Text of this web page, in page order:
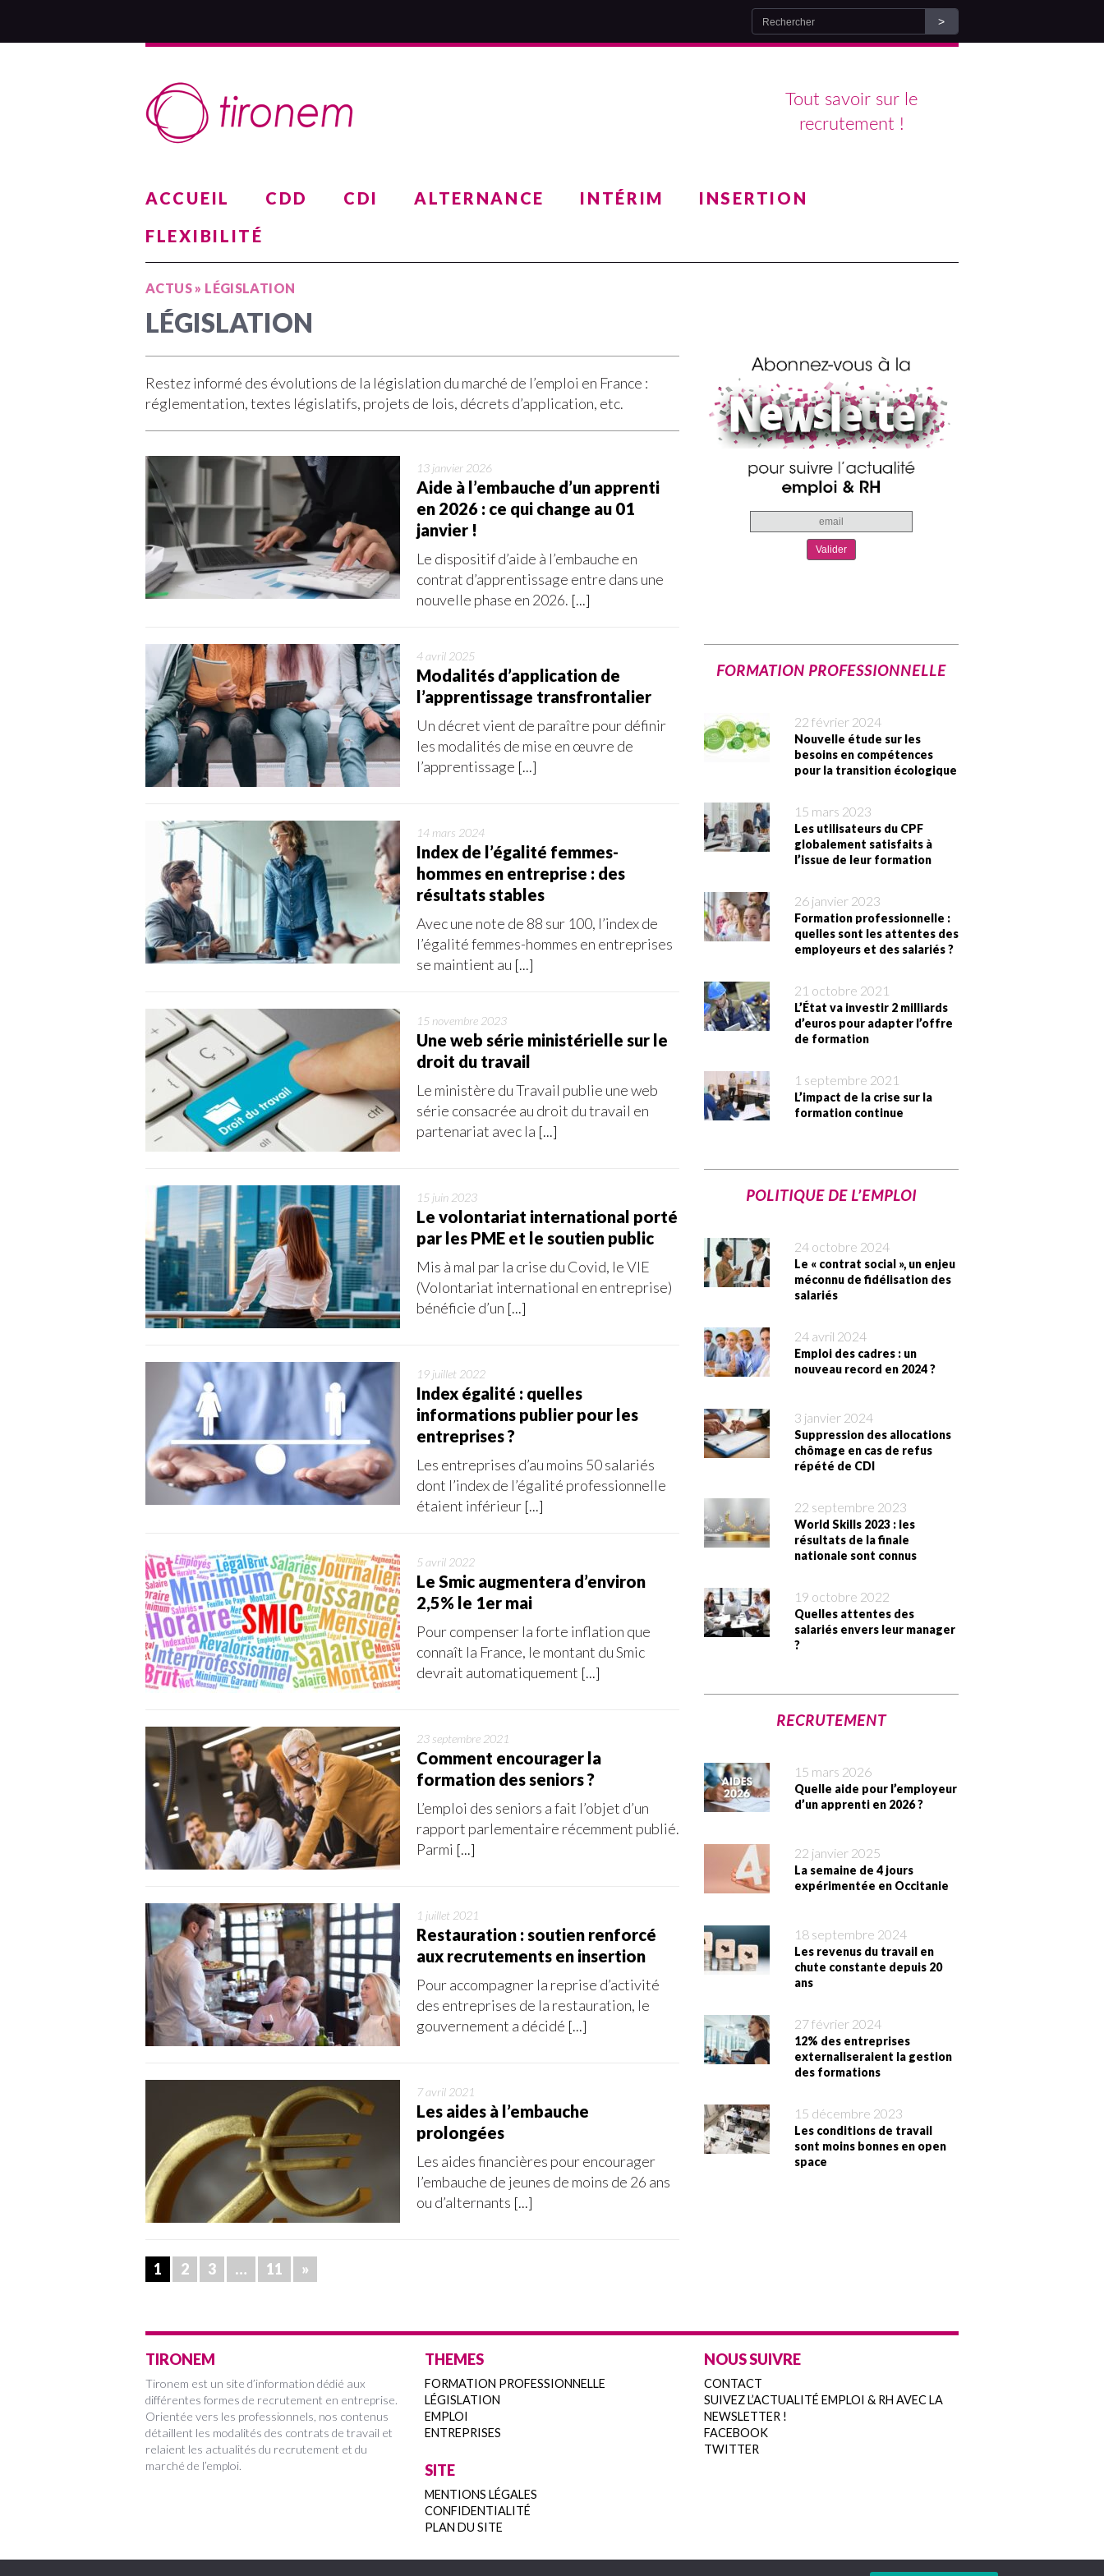
Tout savoir sur le
recrutement !
ACCUEIL CDD CDI ALTERNANCE INTÉRIM
INSERTION
FLEXIBILITÉ
ACTUS» LÉGISLATION
LÉGISLATION
Restez informé des évolutions de la législation du marché de l’emploi en France :
réglementation, textes législatifs, projets de lois, décrets d’application, etc.
13 janvier 2026
Aide à l’embauche d’un apprenti
en 2026 : ce qui change au 01
janvier !
Le dispositif d’aide à l’embauche en
contrat d’apprentissage entre dans une
nouvelle phase en 2026. [...]
4 avril 2025
Modalités d’application de
l’apprentissage transfrontalier
Un décret vient de paraître pour définir
les modalités de mise en œuvre de
l’apprentissage [...]
14 mars 2024
Index de l’égalité femmes-
hommes en entreprise : des
résultats stables
Avec une note de 88 sur 100, l’index de
l’égalité femmes-hommes en entreprises
se maintient au [...]
15 novembre 2023
Une web série ministérielle sur le
droit du travail
Le ministère du Travail publie une web
série consacrée au droit du travail en
partenariat avec la [...]
15 juin 2023
Le volontariat international porté
par les PME et le soutien public
Mis à mal par la crise du Covid, le VIE
(Volontariat international en entreprise)
bénéficie d’un [...]
19 juillet 2022
Index égalité : quelles
informations publier pour les
entreprises ?
Les entreprises d’au moins 50 salariés
dont l’index de l’égalité professionnelle
étaient inférieur [...]
5 avril 2022
Le Smic augmentera d’environ
2,5% le 1er mai
Pour compenser la forte inflation que
connaît la France, le montant du Smic
devrait automatiquement [...]
23 septembre 2021
Comment encourager la
formation des seniors ?
L’emploi des seniors a fait l’objet d’un
rapport parlementaire récemment publié.
Parmi [...]
1 juillet 2021
Restauration : soutien renforcé
aux recrutements en insertion
Pour accompagner la reprise d’activité
des entreprises de la restauration, le
gouvernement a décidé [...]
7 avril 2021
Les aides à l’embauche
prolongées
Les aides financières pour encourager
l’embauche de jeunes de moins de 26 ans
ou d’alternants [...]
1 2 3 … 11 »
FORMATION PROFESSIONNELLE
22 février 2024
Nouvelle étude sur les
besoins en compétences
pour la transition écologique
15 mars 2023
Les utilisateurs du CPF
globalement satisfaits à
l’issue de leur formation
26 janvier 2023
Formation professionnelle :
quelles sont les attentes des
employeurs et des salariés ?
21 octobre 2021
L’État va investir 2 milliards
d’euros pour adapter l’offre
de formation
1 septembre 2021
L’impact de la crise sur la
formation continue
POLITIQUE DE L’EMPLOI
24 octobre 2024
Le « contrat social », un enjeu
méconnu de fidélisation des
salariés
24 avril 2024
Emploi des cadres : un
nouveau record en 2024 ?
3 janvier 2024
Suppression des allocations
chômage en cas de refus
répété de CDI
22 septembre 2023
World Skills 2023 : les
résultats de la finale
nationale sont connus
19 octobre 2022
Quelles attentes des
salariés envers leur manager
?
RECRUTEMENT
15 mars 2026
Quelle aide pour l’employeur
d’un apprenti en 2026 ?
22 janvier 2025
La semaine de 4 jours
expérimentée en Occitanie
18 septembre 2024
Les revenus du travail en
chute constante depuis 20
ans
27 février 2024
12% des entreprises
externaliseraient la gestion
des formations
15 décembre 2023
Les conditions de travail
sont moins bonnes en open
space
TIRONEM
Tironem est un site d’information dédié aux
différentes formes de recrutement en entreprise.
Orientée vers les professionnels, nos contenus
détaillent les modalités des contrats de travail et
relaient les actualités du recrutement et du
marché de l’emploi.
THEMES
FORMATION PROFESSIONNELLE
LÉGISLATION
EMPLOI
ENTREPRISES
SITE
MENTIONS LÉGALES
CONFIDENTIALITÉ
PLAN DU SITE
NOUS SUIVRE
CONTACT
SUIVEZ L’ACTUALITÉ EMPLOI & RH AVEC LA
NEWSLETTER !
FACEBOOK
TWITTER